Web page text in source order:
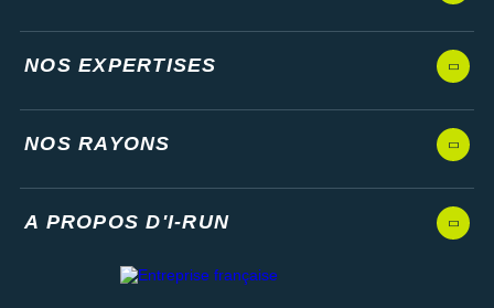
NOS EXPERTISES
NOS RAYONS
A PROPOS D'I-RUN